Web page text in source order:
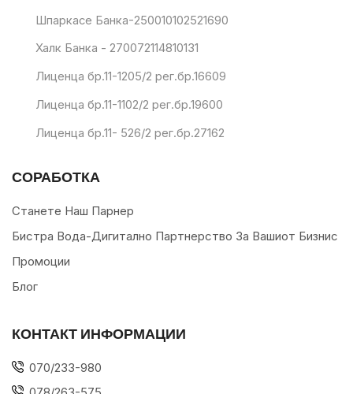
Шпаркасе Банка-250010102521690
Халк Банка - 270072114810131
Лиценца бр.11-1205/2 рег.бр.16609
Лиценца бр.11-1102/2 рег.бр.19600
Лиценца бр.11- 526/2 рег.бр.27162
СОРАБОТКА
Станете Наш Парнер
Бистра Вода-Дигитално Партнерство За Вашиот Бизнис
Промоции
Блог
КОНТАКТ ИНФОРМАЦИИ
070/233-980